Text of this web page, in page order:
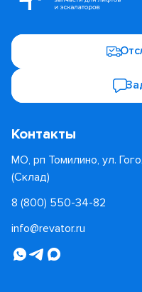
Контакты
МО, рп Томилино, ул.
(Склад)
8 (800) 550-34-82
info@revator.ru